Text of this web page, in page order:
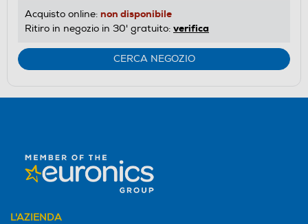
Acquisto online: non disponibile
Ritiro in negozio in 30' gratuito: verifica
CERCA NEGOZIO
L'AZIENDA